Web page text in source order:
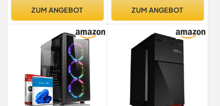
WLAN & Bluetooth | 3 Jahre
ZUM ANGEBOT
240GB SSD + 1TB HDD -
Windows 11 Pro
ZUM ANGEBOT